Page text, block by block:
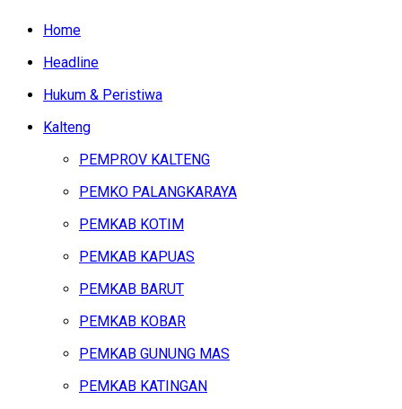
Home
Headline
Hukum & Peristiwa
Kalteng
PEMPROV KALTENG
PEMKO PALANGKARAYA
PEMKAB KOTIM
PEMKAB KAPUAS
PEMKAB BARUT
PEMKAB KOBAR
PEMKAB GUNUNG MAS
PEMKAB KATINGAN